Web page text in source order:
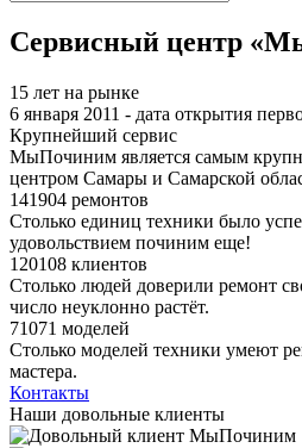
Сервисный центр
15 лет на рынке
6 января 2011 - дата открытия
Крупнейший сервис
МыПочиним является самым
центром Самары и Самарской
141904 ремонтов
Столько единиц техники было
удовольствием починим еще!
120108 клиентов
Столько людей доверили ремонт
число неуклонно растёт.
71071 моделей
Столько моделей техники умеют
мастера.
Контакты
Наши довольные клиенты